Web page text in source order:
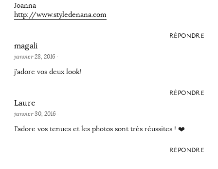
Joanna
http://www.styledenana.com
RÉPONDRE
magali
janvier 28, 2016 ·
j’adore vos deux look!
RÉPONDRE
Laure
janvier 30, 2016 ·
J’adore vos tenues et les photos sont très réussites ! ❤️
RÉPONDRE